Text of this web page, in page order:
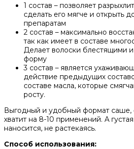
1 состав – позволяет
сделать его мягче и открыть
препаратам
2 состав – максимально
так как имеет в составе
Делает волоски блестящими
форму
3 состав – является
действие предыдущих
составе масла, которые
росту.
Выгодный и удобный формат саше,
хватит на 8-10 применений. А
наносится, не растекаясь.
Способ использования: